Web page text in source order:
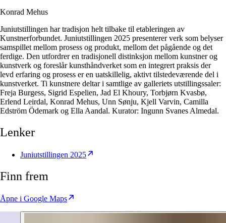
Konrad Mehus
Juniutstillingen har tradisjon helt tilbake til etableringen av
Kunstnerforbundet. Juniutstillingen 2025 presenterer verk som belyser
samspillet mellom prosess og produkt, mellom det pågående og det
ferdige. Den utfordrer en tradisjonell distinksjon mellom kunstner og
kunstverk og foreslår kunsthåndverket som en integrert praksis der
levd erfaring og prosess er en uatskillelig, aktivt tilstedeværende del i
kunstverket. Ti kunstnere deltar i samtlige av galleriets utstillingssaler:
Freja Burgess, Sigrid Espelien, Jad El Khoury, Torbjørn Kvasbø,
Erlend Leirdal, Konrad Mehus, Unn Sønju, Kjell Varvin, Camilla
Edström Ödemark og Ella Aandal. Kurator: Ingunn Svanes Almedal.
Lenker
Juniutstillingen 2025
Finn frem
Åpne i Google Maps